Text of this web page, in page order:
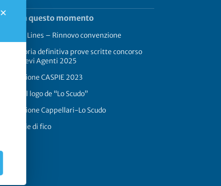
trend in questo momento
Grimaldi Lines – Rinnovo convenzione
Graduatoria definitiva prove scritte concorso
2517 Allievi Agenti 2025
Convenzione CASPIE 2023
Storia del logo de “Lo Scudo”
Convenzione Cappellari-Lo Scudo
No a foglie di fico
✕